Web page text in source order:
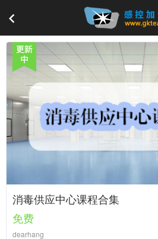
消毒供应中心课程合集
免费
dearhang